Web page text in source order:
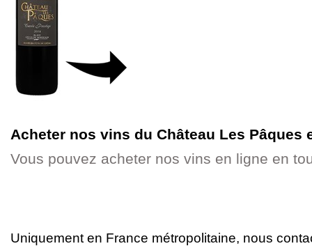
Acheter nos vins du Château Les Pâques
Vous pouvez acheter nos vins en ligne en
Uniquement en France métropolitaine, nous